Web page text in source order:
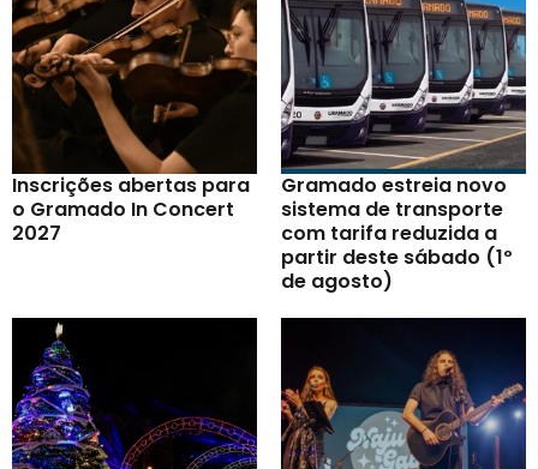
Inscrições abertas para
o Gramado In Concert
2027
Gramado estreia novo
sistema de transporte
com tarifa reduzida a
partir deste sábado (1º
de agosto)